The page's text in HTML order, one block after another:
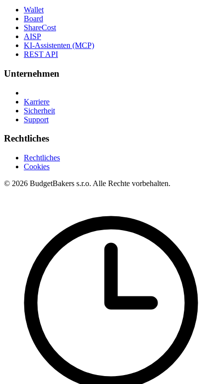
Wallet
Board
ShareCost
AISP
KI-Assistenten (MCP)
REST API
Unternehmen
Karriere
Sicherheit
Support
Rechtliches
Rechtliches
Cookies
© 2026 BudgetBakers s.r.o. Alle Rechte vorbehalten.